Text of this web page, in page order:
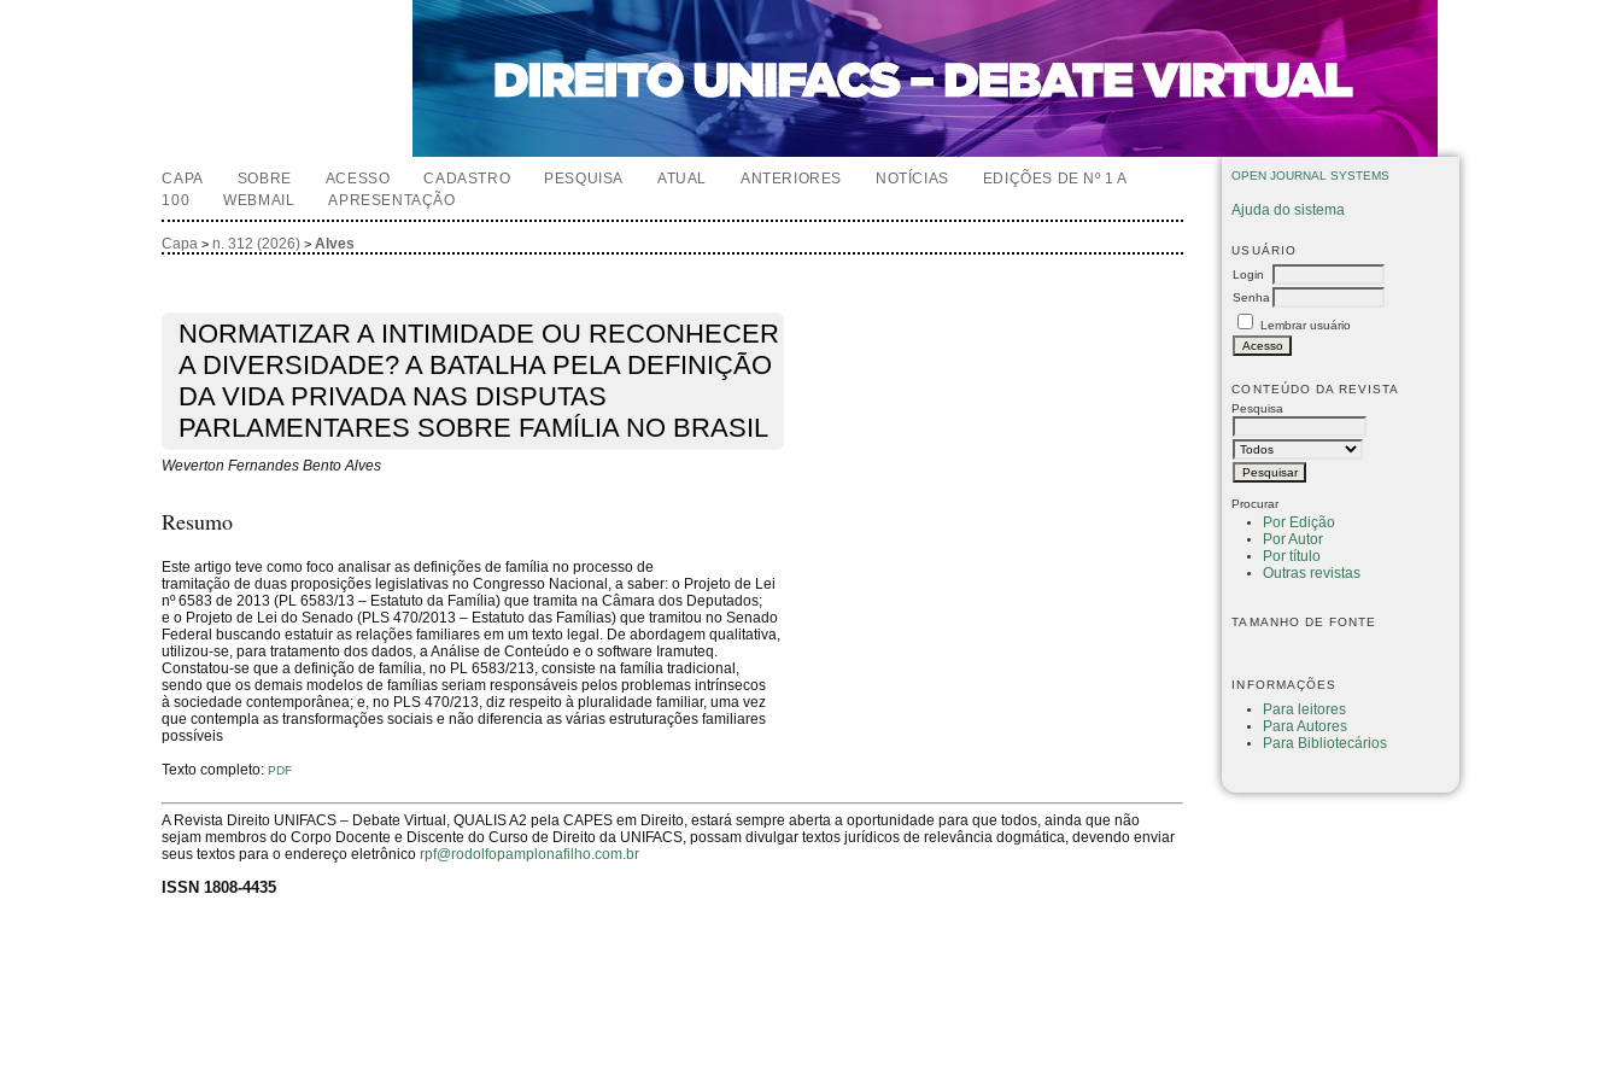
OPEN JOURNAL SYSTEMS
Ajuda do sistema
USUÁRIO
Login
Senha
Lembrar usuário
CONTEÚDO DA REVISTA
Pesquisa
Procurar
Por Edição
Por Autor
Por título
Outras revistas
TAMANHO DE FONTE
INFORMAÇÕES
Para leitores
Para Autores
Para Bibliotecários
CAPA SOBRE ACESSO CADASTRO PESQUISA ATUAL ANTERIORES NOTÍCIAS
EDIÇÕES DE Nº 1 A
100
WEBMAIL APRESENTAÇÃO
Capa >n. 312 (2026) >Alves
NORMATIZAR A INTIMIDADE OU RECONHECER
A DIVERSIDADE? A BATALHA PELA DEFINIÇÃO
DA VIDA PRIVADA NAS DISPUTAS
PARLAMENTARES SOBRE FAMÍLIA NO BRASIL
Weverton Fernandes Bento Alves
Resumo
Este artigo teve como foco analisar as definições de família no processo de
tramitação de duas proposições legislativas no Congresso Nacional, a saber: o Projeto de Lei
nº 6583 de 2013 (PL 6583/13 – Estatuto da Família) que tramita na Câmara dos Deputados;
e o Projeto de Lei do Senado (PLS 470/2013 – Estatuto das Famílias) que tramitou no Senado
Federal buscando estatuir as relações familiares em um texto legal. De abordagem qualitativa,
utilizou-se, para tratamento dos dados, a Análise de Conteúdo e o software Iramuteq.
Constatou-se que a definição de família, no PL 6583/213, consiste na família tradicional,
sendo que os demais modelos de famílias seriam responsáveis pelos problemas intrínsecos
à sociedade contemporânea; e, no PLS 470/213, diz respeito à pluralidade familiar, uma vez
que contempla as transformações sociais e não diferencia as várias estruturações familiares
possíveis
Texto completo:PDF
A Revista Direito UNIFACS – Debate Virtual, QUALIS A2 pela CAPES em Direito, estará sempre aberta a oportunidade para que todos, ainda que não
sejam membros do Corpo Docente e Discente do Curso de Direito da UNIFACS, possam divulgar textos jurídicos de relevância dogmática, devendo enviar
seus textos para o endereço eletrônicorpf@rodolfopamplonafilho.com.br
ISSN 1808-4435